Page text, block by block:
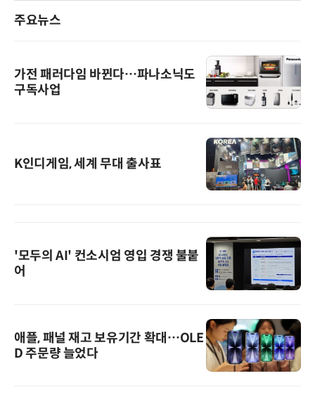
주요뉴스
가전 패러다임 바뀐다…파나소닉도
구독사업
K인디게임, 세계 무대 출사표
'모두의 AI' 컨소시엄 영입 경쟁 불붙
어
애플, 패널 재고 보유기간 확대…OLE
D 주문량 늘었다